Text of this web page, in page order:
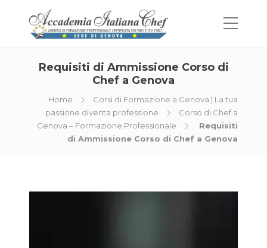
Requisiti di Ammissione Corso di
Chef a Genova
Home
Corsi di Formazione a Genova | La tua
passione diventa professione
Corso di Chef a
Genova – Formazione Professionale
Requisiti
di Ammissione Corso di Chef a Genova